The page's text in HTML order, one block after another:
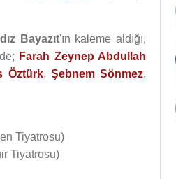
Bayazıt'ın kaleme aldığı,
Farah Zeynep Abdullah
Öztürk, Şebnem Sönmez,
Tiyatrosu)
Tiyatrosu)